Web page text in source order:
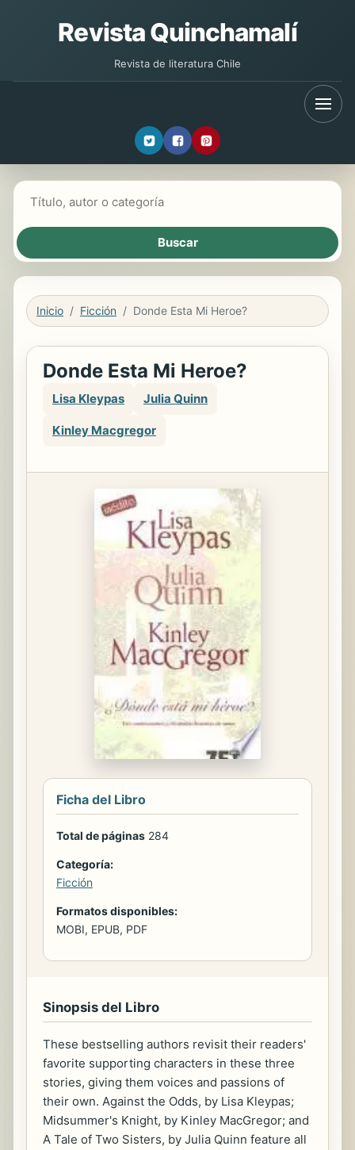
Revista Quinchamalí
Revista de literatura Chile
Inicio Ficción Donde Esta Mi Heroe?
Donde Esta Mi Heroe?
Lisa Kleypas Julia Quinn
Kinley Macgregor
Ficha del Libro
Total de páginas 284
Categoría:
Ficción
Formatos disponibles:
MOBI, EPUB, PDF
Sinopsis del Libro
These bestselling authors revisit their readers'
favorite supporting characters in these three
stories, giving them voices and passions of
their own. Against the Odds, by Lisa Kleypas;
Midsummer's Knight, by Kinley MacGregor; and
A Tale of Two Sisters, by Julia Quinn feature all